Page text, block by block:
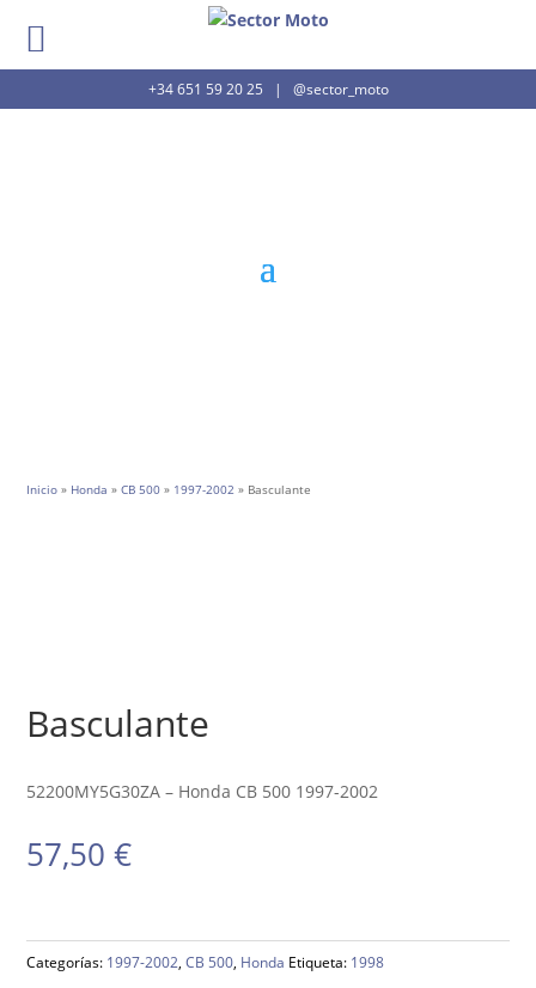
+34 651 59 20 25 | @sector_moto
Inicio » Honda »CB 500 » 1997-2002 » Basculante
Basculante
52200MY5G30ZA – Honda CB 500 1997-2002
57,50€
Categorías: 1997-2002,CB 500, Honda Etiqueta: 1998